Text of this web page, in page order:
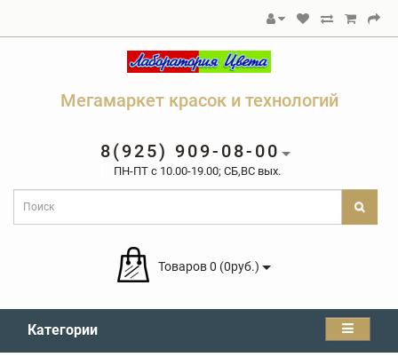
Мегамаркет красок и технологий
8(925) 909-08-00
ПН-ПТ c 10.00-19.00; СБ,ВС вых.
Товаров 0 (0руб.)
Категории